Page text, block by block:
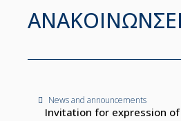
News and announcements
Invitation for expression